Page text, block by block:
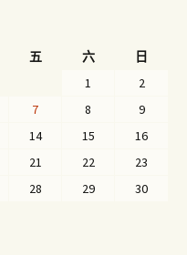
五 六
日
1
2
7 8
9
14 15
16
21 22
23
28 29
30